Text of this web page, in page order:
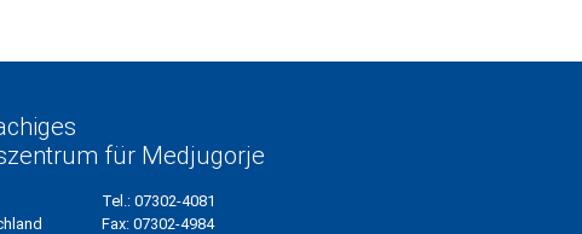
für Medjugorje
Tel.: 07302-4081
Fax: 07302-4984